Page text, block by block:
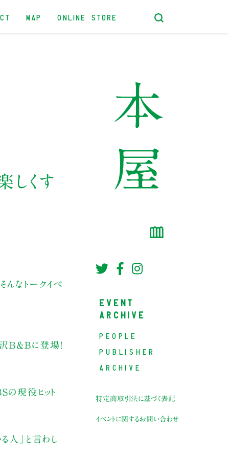
MAP ONLINE STORE
しくす
んなトークイベ
沢B&Bに登場！
の現役ヒット
人」と言わし
EVENT
ARCHIVE
PEOPLE
PUBLISHER
ARCHIVE
特定商取引法に基づく表記
イベントに関するお問い合わせ